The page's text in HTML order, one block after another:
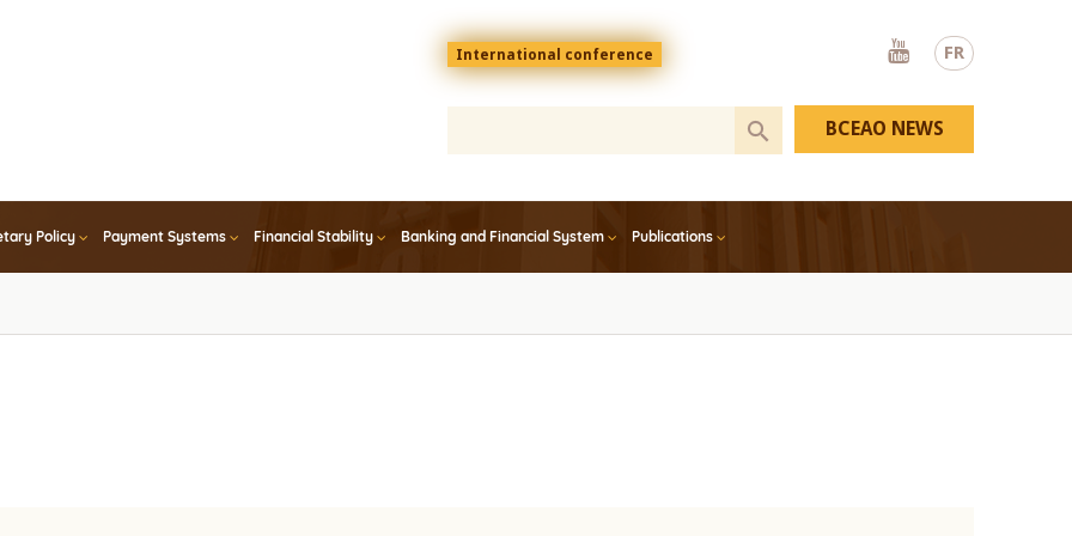
FR
Menu
top
En
International conference
Youtube
Policy Payment Systems Financial Stability Banking and Financial System Publications
BCEAO NEWS